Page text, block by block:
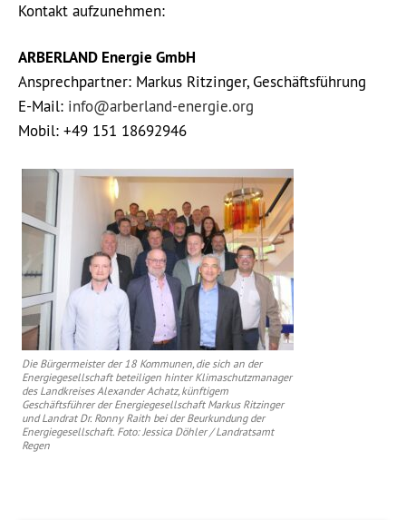
Kontakt aufzunehmen:
ARBERLAND Energie GmbH
Ansprechpartner: Markus Ritzinger, Geschäftsführung
E-Mail: info@arberland-energie.org
Mobil: +49 151 18692946
Die Bürgermeister der 18 Kommunen, die sich an der
Energiegesellschaft beteiligen hinter Klimaschutzmanager
des Landkreises Alexander Achatz, künftigem
Geschäftsführer der Energiegesellschaft Markus Ritzinger
und Landrat Dr. Ronny Raith bei der Beurkundung der
Energiegesellschaft. Foto: Jessica Döhler / Landratsamt
Regen